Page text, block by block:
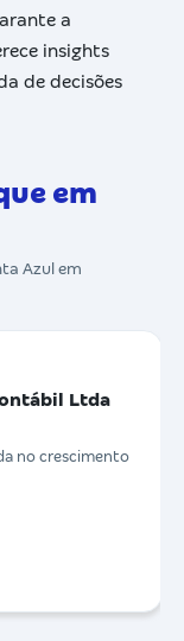
a
insights
de decisões
em
Azul em
Ltda
no crescimento